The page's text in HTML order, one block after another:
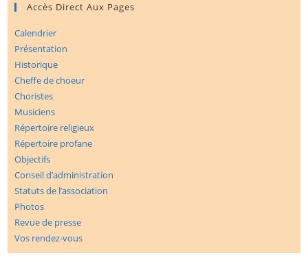
Accès Direct Aux Pages
Calendrier
Présentation
Historique
Cheffe de choeur
Choristes
Musiciens
Répertoire religieux
Répertoire profane
Objectifs
Conseil d’administration
Statuts de l’association
Photos
Revue de presse
Vos rendez-vous